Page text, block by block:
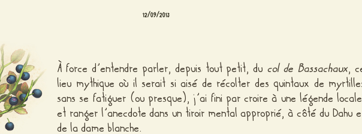
12/09/2013
À force d’entendre parler, depuis tout petit, ducol de Bassachaux,
lieu mythique où il serait si aisé de récolter des quintaux de
sans se fatiguer (ou presque), j’ai fini par croire à une légende
et ranger l’anecdote dans un tiroir mental approprié, à côté du Dahu
de la dame blanche.